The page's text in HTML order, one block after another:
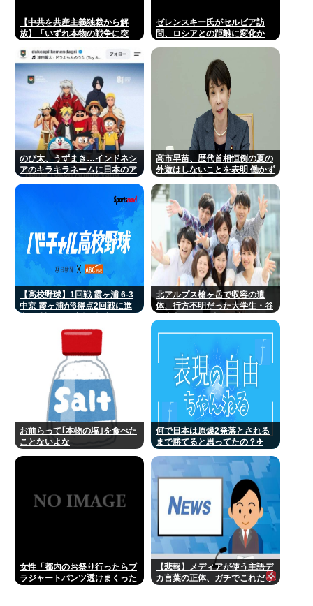
【中共を共産主義独裁から解
放】「いずれ本物の戦争に突
〈露骨に交戦的〉なシナリオ
ゼレンスキー氏がセルビア訪
問、ロシアとの距離に変化か
のび太、うずまき…インドネシ
アのキラキラネームに日本のア
高市早苗、歴代首相恒例の夏の
外遊はしないことを表明 働かず
【高校野球】1回戦 霞ヶ浦 6-3
中京 霞ヶ浦が6得点2回戦に進
北アルプス槍ヶ岳で収容の遺
体、行方不明だった大学生・谷
お前らって｢本物の塩｣を食べた
ことないよな
何で日本は原爆2発落とされる
まで勝てると思ってたの？‎✈
女性「都内のお祭り行ったらブ
ラジャートパンツ透けまくった
【悲報】メディアが使う主語デ
カ言葉の正体、ガチでこれだっ